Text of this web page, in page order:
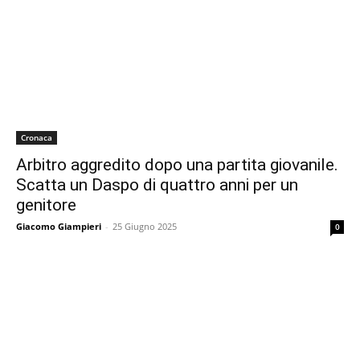
Cronaca
Arbitro aggredito dopo una partita giovanile.
Scatta un Daspo di quattro anni per un
genitore
Giacomo Giampieri - 25 Giugno 2025 0